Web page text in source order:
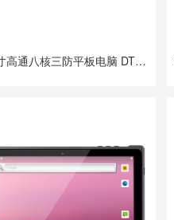
8英寸高通八核三防平板电脑 DTZ-Q0889E